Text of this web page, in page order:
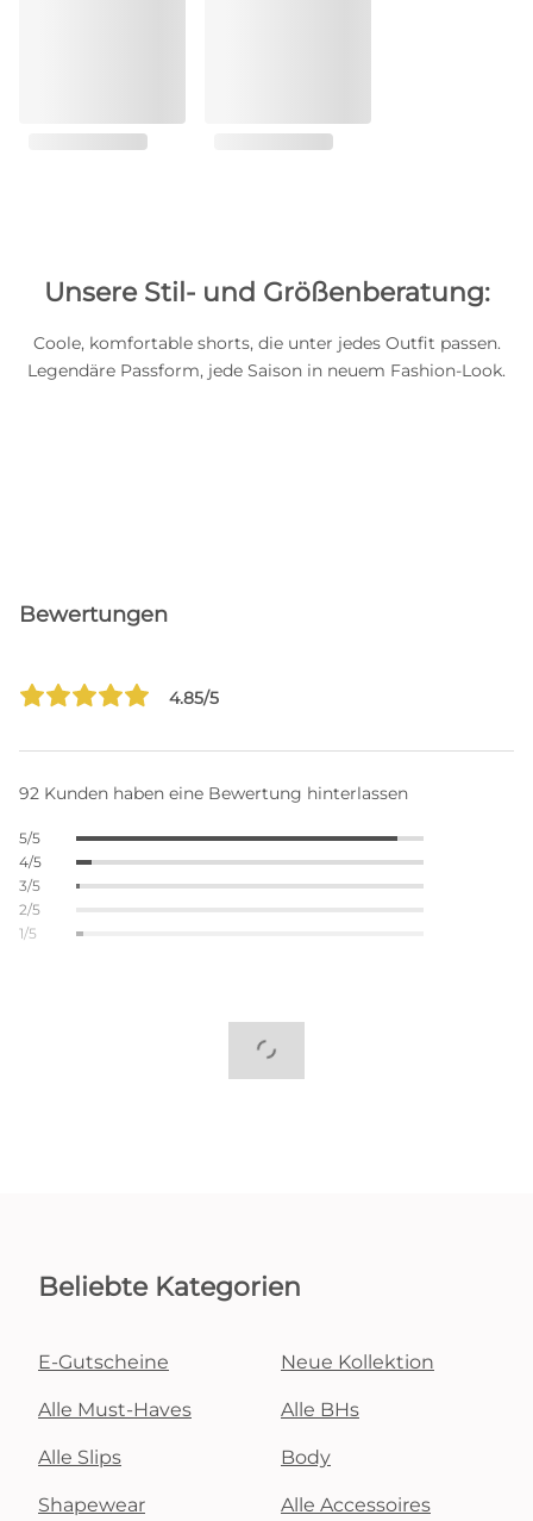
Unsere Stil- und Größenberatung:
Coole, komfortable shorts, die unter jedes Outfit passen.
Legendäre Passform, jede Saison in neuem Fashion-Look.
Bewertungen
4.85/5
92 Kunden haben eine Bewertung hinterlassen
5/5
4/5
3/5
2/5
1/5
Beliebte Kategorien
E-Gutscheine Neue Kollektion
Alle Must-Haves Alle BHs
Alle Slips Body
Shapewear Alle Accessoires